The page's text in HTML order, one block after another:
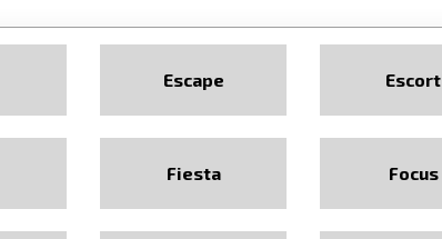
Escape Escort
Fiesta Focus